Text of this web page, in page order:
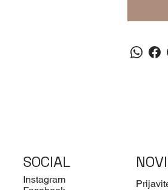
SOCIAL
Instagram